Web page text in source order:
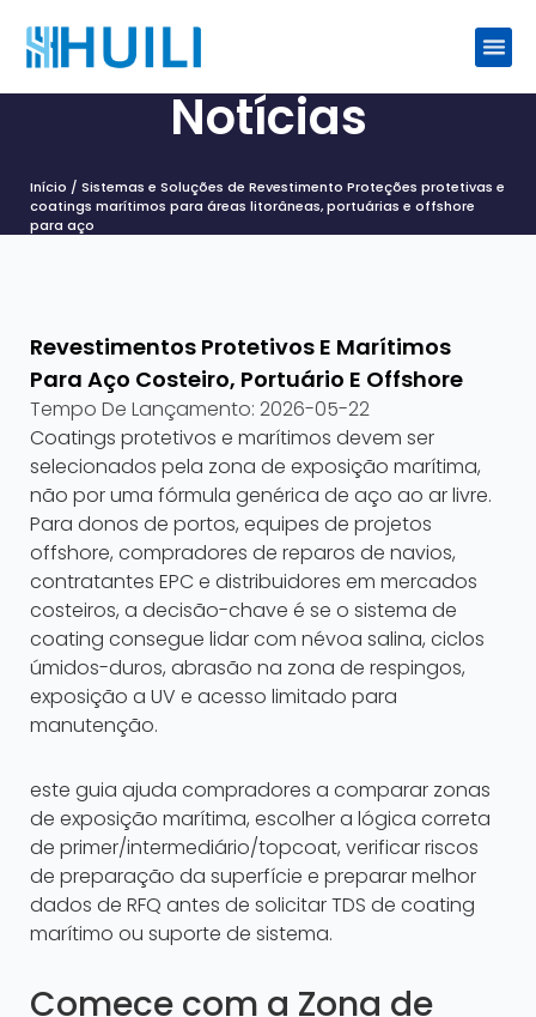
Notícias
Início / Sistemas e Soluções de Revestimento Proteções protetivas e
coatings marítimos para áreas litorâneas, portuárias e offshore
para aço
Revestimentos Protetivos E Marítimos
Para Aço Costeiro, Portuário E Offshore
Tempo De Lançamento: 2026-05-22
Coatings protetivos e marítimos devem ser
selecionados pela zona de exposição marítima,
não por uma fórmula genérica de aço ao ar livre.
Para donos de portos, equipes de projetos
offshore, compradores de reparos de navios,
contratantes EPC e distribuidores em mercados
costeiros, a decisão-chave é se o sistema de
coating consegue lidar com névoa salina, ciclos
úmidos-duros, abrasão na zona de respingos,
exposição a UV e acesso limitado para
manutenção.
este guia ajuda compradores a comparar zonas
de exposição marítima, escolher a lógica correta
de primer/intermediário/topcoat, verificar riscos
de preparação da superfície e preparar melhor
dados de RFQ antes de solicitar TDS de coating
marítimo ou suporte de sistema.
Comece com a Zona de